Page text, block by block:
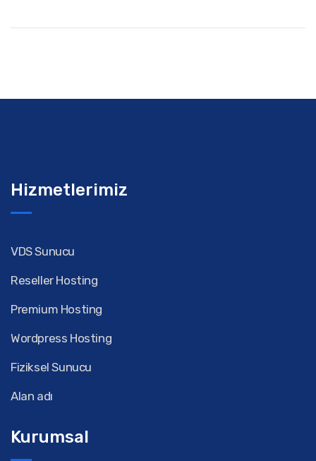
Hizmetlerimiz
VDS Sunucu
Reseller Hosting
Premium Hosting
Wordpress Hosting
Fiziksel Sunucu
Alan adı
Kurumsal